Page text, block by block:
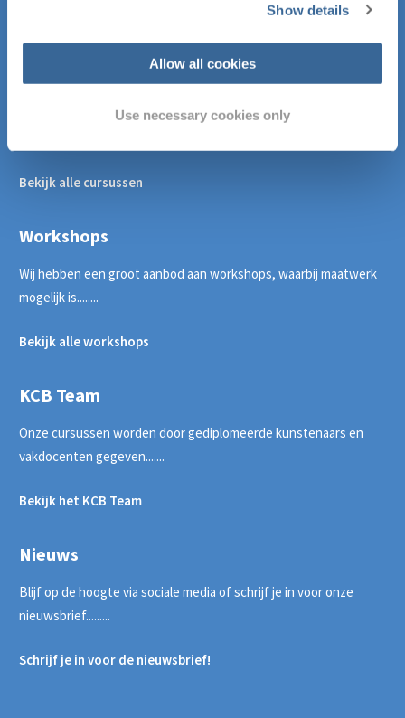
Show details
Allow all cookies
Use necessary cookies only
Wij hebben een groot aanbod aan leuke cursussen, verras jezelf
Bekijk alle cursussen
Workshops
Wij hebben een groot aanbod aan workshops, waarbij maatwerk
mogelijk is........
Bekijk alle workshops
KCB Team
Onze cursussen worden door gediplomeerde kunstenaars en
vakdocenten gegeven.......
Bekijk het KCB Team
Nieuws
Blijf op de hoogte via sociale media of schrijf je in voor onze
nieuwsbrief.........
Schrijf je in voor de nieuwsbrief!